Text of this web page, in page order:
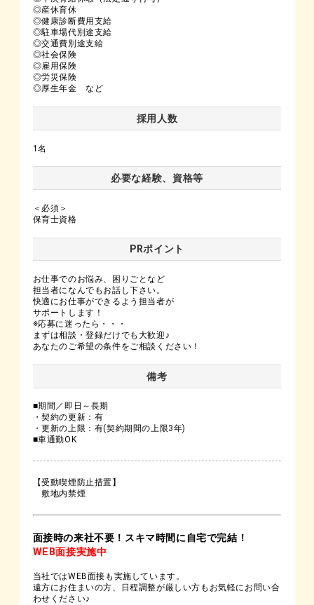
◎産休育休
◎健康診断費用支給
◎駐車場代別途支給
◎交通費別途支給
◎社会保険
◎雇用保険
◎労災保険
◎厚生年金 など
採用人数
1名
必要な経験、資格等
＜必須＞
保育士資格
PRポイント
お仕事でのお悩み、困りごとなど
担当者になんでもお話し下さい。
快適にお仕事ができるよう担当者が
サポートします！
※応募に迷ったら・・・
まずは相談・登録だけでも大歓迎♪
あなたのご希望の条件をご相談ください！
備考
■期間／即日～長期
・契約の更新：有
・更新の上限：有(契約期間の上限3年)
■車通勤OK
【受動喫煙防止措置】
敷地内禁煙
面接時の来社不要！スキマ時間に自宅で完結！
WEB面接実施中
当社ではWEB面接も実施しています。
遠方にお住まいの方、日程調整が厳しい方もお気軽にお問い合
わせください♪